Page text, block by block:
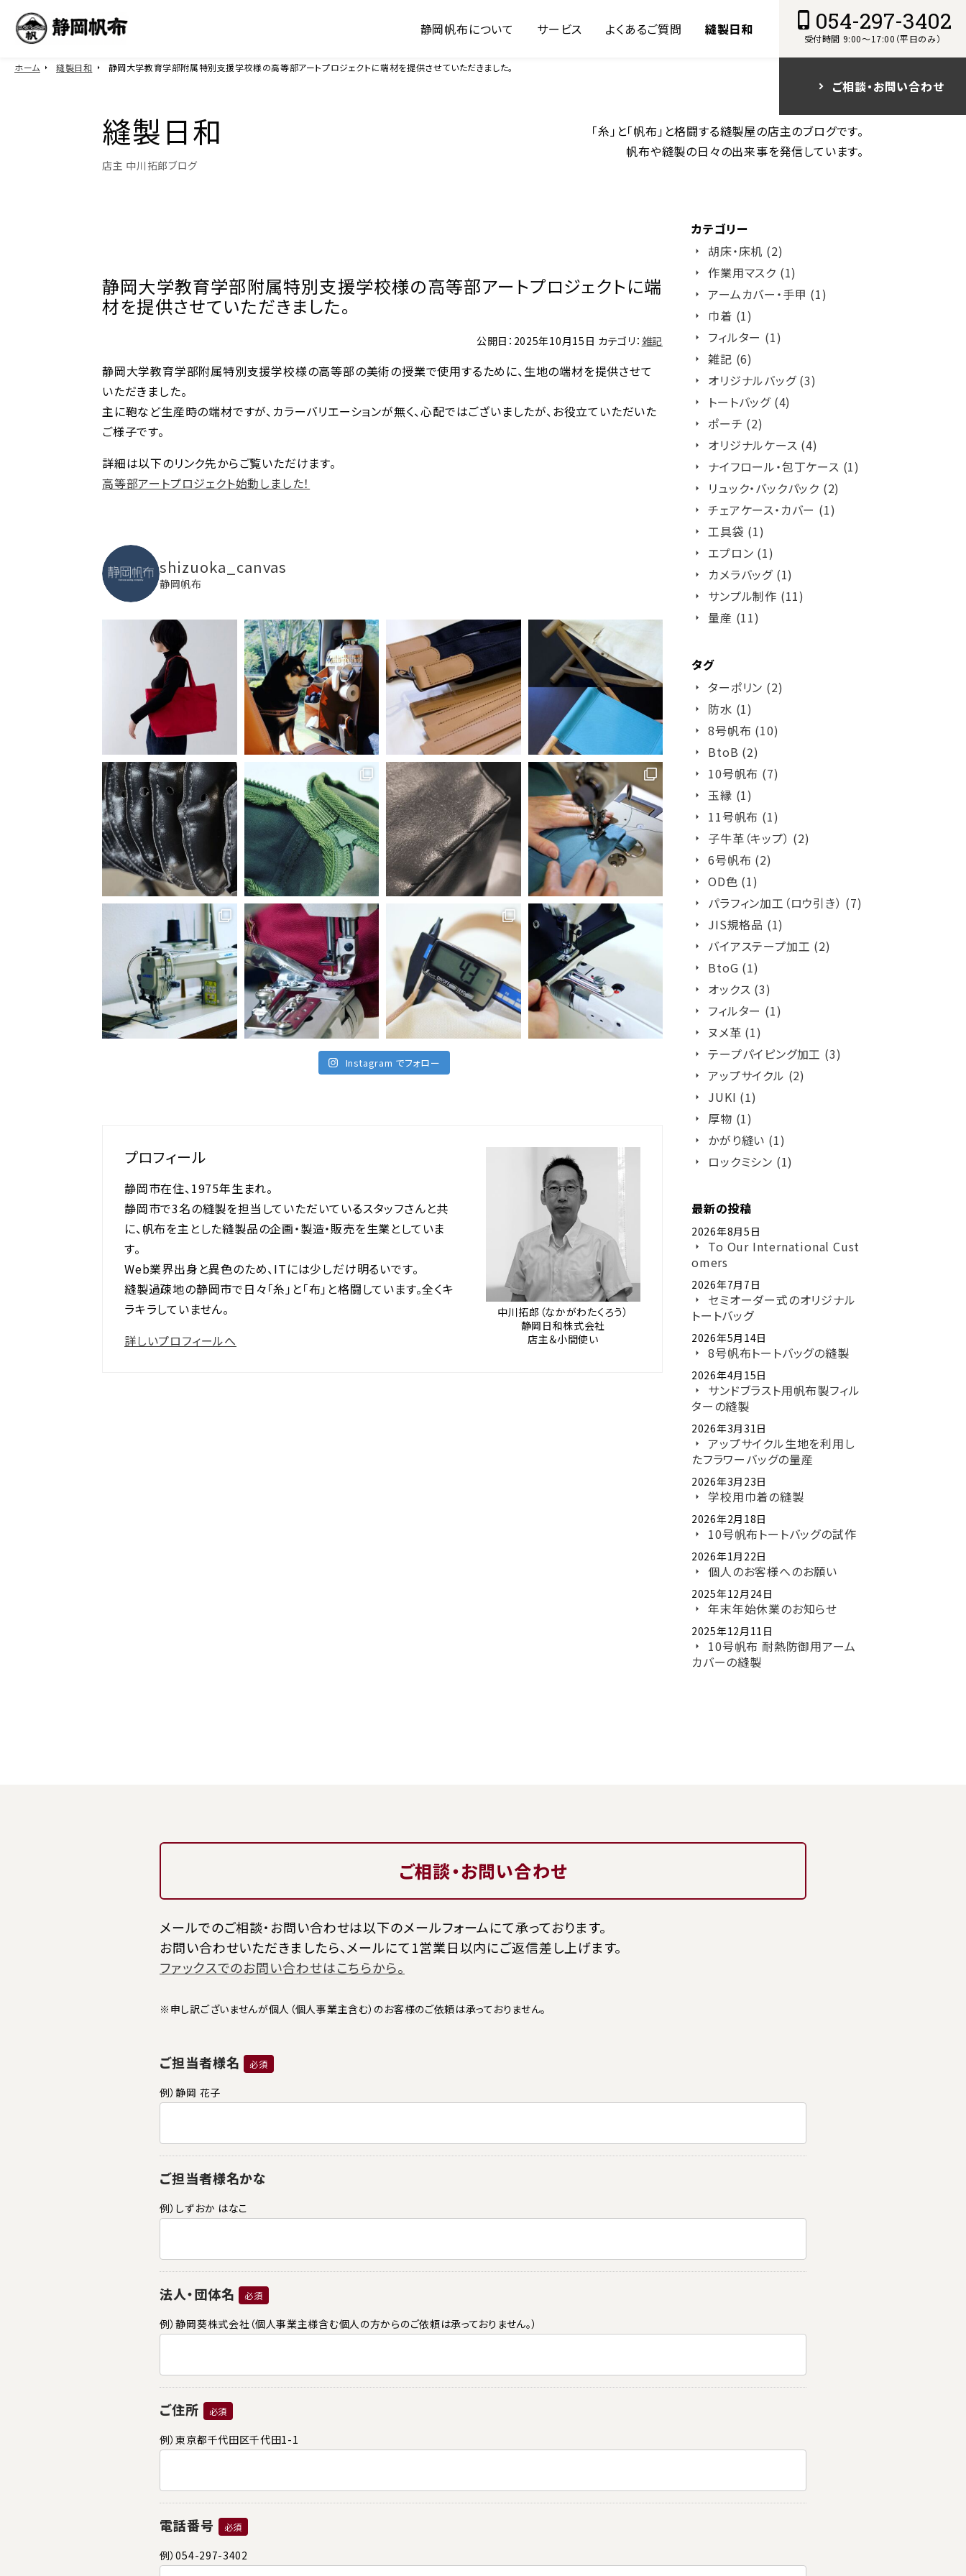
静岡帆布について サービス よくあるご質問 縫製日和 054-297-3402
受付時間 9:00～17:00（平日のみ）
ご相談・お問い合わせ
ホーム 縫製日和 静岡大学教育学部附属特別支援学校様の高等部アートプロジェクトに端材を提供させていただきました。
縫製日和
店主 中川拓郎ブログ
「糸」と「帆布」と格闘する縫製屋の店主のブログです。
帆布や縫製の日々の出来事を発信しています。
静岡大学教育学部附属特別支援学校様の高等部アートプロジェクトに端
材を提供させていただきました。
公開日：2025年10月15日 カテゴリ： 雑記
静岡大学教育学部附属特別支援学校様の高等部の美術の授業で使用するために、生地の端材を提供させて
いただきました。
主に鞄など生産時の端材ですが、カラーバリエーションが無く、心配ではございましたが、お役立ていただいた
ご様子です。
詳細は以下のリンク先からご覧いただけます。
高等部アートプロジェクト始動しました！
shizuoka_canvas
静岡帆布
Instagram でフォロー
中川拓郎（なかがわたくろう）
静岡日和株式会社
店主＆小間使い
プロフィール
静岡市在住、1975年生まれ。
静岡市で3名の縫製を担当していただいているスタッフさんと共
に、帆布を主とした縫製品の企画・製造・販売を生業としていま
す。
Web業界出身と異色のため、ITには少しだけ明るいです。
縫製過疎地の静岡市で日々「糸」と「布」と格闘しています。全くキ
ラキラしていません。
詳しいプロフィールへ
カテゴリー
胡床・床机 (2)
作業用マスク (1)
アームカバー・手甲 (1)
巾着 (1)
フィルター (1)
雑記 (6)
オリジナルバッグ (3)
トートバッグ (4)
ポーチ (2)
オリジナルケース (4)
ナイフロール・包丁ケース (1)
リュック・バックパック (2)
チェアケース・カバー (1)
工具袋 (1)
エプロン (1)
カメラバッグ (1)
サンプル制作 (11)
量産 (11)
タグ
ターポリン (2)
防水 (1)
8号帆布 (10)
BtoB (2)
10号帆布 (7)
玉縁 (1)
11号帆布 (1)
子牛革（キップ） (2)
6号帆布 (2)
OD色 (1)
パラフィン加工（ロウ引き） (7)
JIS規格品 (1)
バイアステープ加工 (2)
BtoG (1)
オックス (3)
フィルター (1)
ヌメ革 (1)
テープパイピング加工 (3)
アップサイクル (2)
JUKI (1)
厚物 (1)
かがり縫い (1)
ロックミシン (1)
最新の投稿
2026年8月5日
To Our International Cust
omers
2026年7月7日
セミオーダー式のオリジナル
トートバッグ
2026年5月14日
8号帆布トートバッグの縫製
2026年4月15日
サンドブラスト用帆布製フィル
ターの縫製
2026年3月31日
アップサイクル生地を利用し
たフラワーバッグの量産
2026年3月23日
学校用巾着の縫製
2026年2月18日
10号帆布トートバッグの試作
2026年1月22日
個人のお客様へのお願い
2025年12月24日
年末年始休業のお知らせ
2025年12月11日
10号帆布 耐熱防御用アーム
カバーの縫製
ご相談・お問い合わせ
メールでのご相談・お問い合わせは以下のメールフォームにて承っております。
お問い合わせいただきましたら、メールにて1営業日以内にご返信差し上げます。
ファックスでのお問い合わせはこちらから。
※申し訳ございませんが個人（個人事業主含む）のお客様のご依頼は承っておりません。
ご担当者様名 必須
例）静岡 花子
ご担当者様名かな
例）しずおか はなこ
法人・団体名 必須
例）静岡葵株式会社（個人事業主様含む個人の方からのご依頼は承っておりません。）
ご住所 必須
例）東京都千代田区千代田1-1
電話番号 必須
例）054-297-3402